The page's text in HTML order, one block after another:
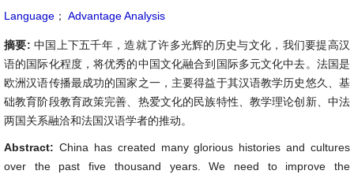
Language ； Advantage Analysis
摘要: 中国上下五千年，造就了许多光辉的历史与文化，我们要提高汉
语的国际化程度，将优秀的中国文化融合到国际多元文化中去。法国是
欧洲汉语传播最成功的国家之一，主要得益于其汉语教学历史悠久、基
础教育阶段教育政策完善、热爱文化的民族特性、教学理论创新、中法
两国关系融洽和法国汉语学者的推动。
Abstract: China has created many glorious histories and cultures
over the past five thousand years. We need to improve the